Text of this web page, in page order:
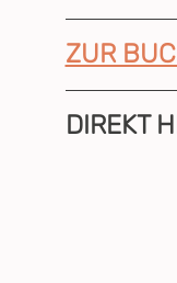
ZUR
DIREKT